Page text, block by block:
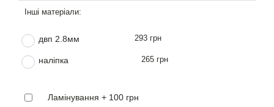
двп 2.8мм 293 грн
наліпка 265 грн
Ламінування + 100 грн